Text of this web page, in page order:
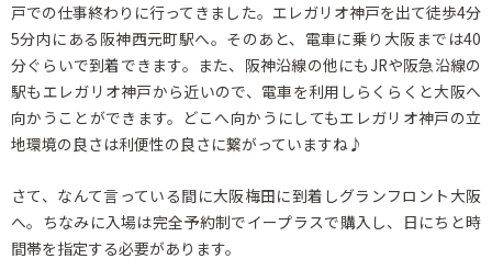
戸での仕事終わりに行ってきました。エレガリオ神戸を出て徒歩4分
5分内にある阪神西元町駅へ。そのあと、電車に乗り大阪までは40
分ぐらいで到着できます。また、阪神沿線の他にもJRや阪急沿線の
駅もエレガリオ神戸から近いので、電車を利用しらくらくと大阪へ
向かうことができます。どこへ向かうにしてもエレガリオ神戸の立
地環境の良さは利便性の良さに繋がっていますね♪
さて、なんて言っている間に大阪梅田に到着しグランフロント大阪
へ。ちなみに入場は完全予約制でイープラスで購入し、日にちと時
間帯を指定する必要があります。